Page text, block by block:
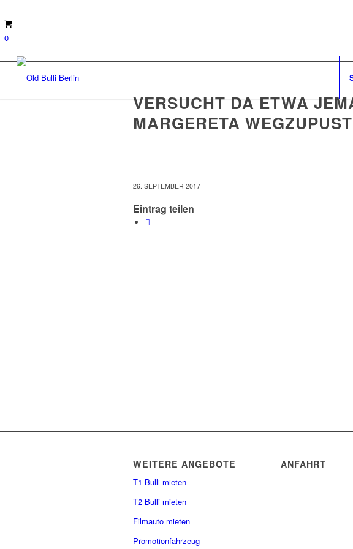
0
VERSUCHT DA ETWA
MARGERETA
26. SEPTEMBER 2017
Eintrag teilen
WEITERE ANGEBOTE
T1 Bulli mieten
T2 Bulli mieten
Filmauto mieten
Promotionfahrzeug
ANFAHRT